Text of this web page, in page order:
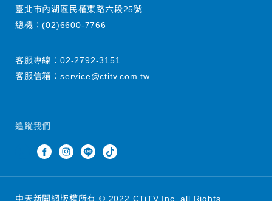
追蹤我們
臺北市內湖區民權東路六段25號
總機：(02)6600-7766
客服專線： 02-2792-3151
客服信箱： service@ctitv.com.tw
中天新聞網版權所有 © 2022 CTiTV Inc. all Rights